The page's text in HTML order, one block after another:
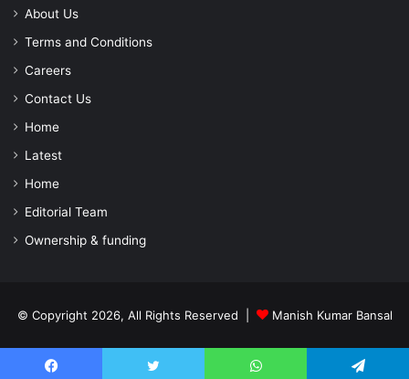
About Us
Terms and Conditions
Careers
Contact Us
Home
Latest
Home
Editorial Team
Ownership & funding
© Copyright 2026, All Rights Reserved | Manish Kumar Bansal